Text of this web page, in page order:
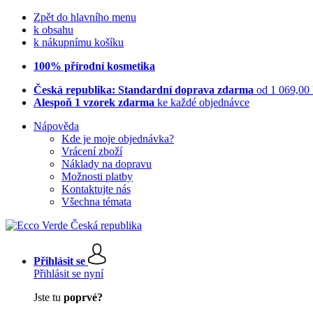
Zpět do hlavního menu
k obsahu
k nákupnímu košíku
100% přírodní kosmetika
Česká republika: Standardní doprava zdarma od 1 069,00
Alespoň 1 vzorek zdarma ke každé objednávce
Nápověda
Kde je moje objednávka?
Vrácení zboží
Náklady na dopravu
Možnosti platby
Kontaktujte nás
Všechna témata
Přihlásit se
Přihlásit se nyní
Jste tu poprvé?